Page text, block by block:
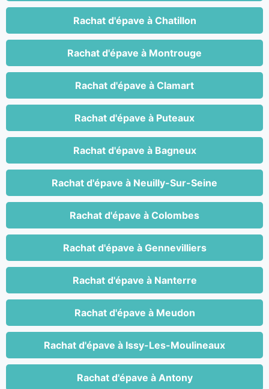
Rachat d'épave à Chatillon
Rachat d'épave à Montrouge
Rachat d'épave à Clamart
Rachat d'épave à Puteaux
Rachat d'épave à Bagneux
Rachat d'épave à Neuilly-Sur-Seine
Rachat d'épave à Colombes
Rachat d'épave à Gennevilliers
Rachat d'épave à Nanterre
Rachat d'épave à Meudon
Rachat d'épave à Issy-Les-Moulineaux
Rachat d'épave à Antony